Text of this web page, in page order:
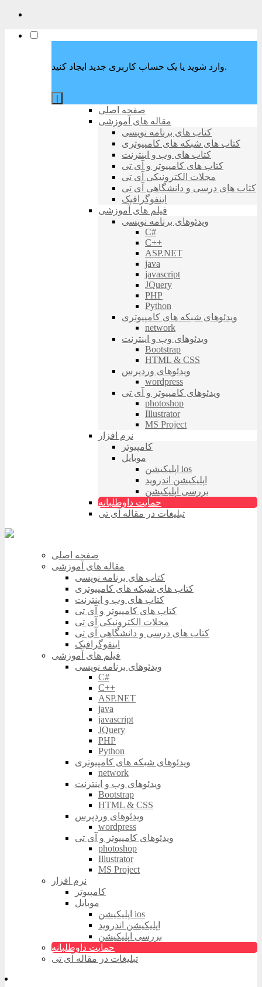
وارد شوید یا یک حساب کاربری جدید ایجاد کنید.
صفحه اصلی
مقاله های آموزشی
کتاب های برنامه نویسی
کتاب های شبکه های کامپیوتری
کتاب های وب و اینترنت
کتاب های کامپیوتر و آی تی
مجلات الکترونیکی آی تی
کتاب های درسی و دانشگاهی آی تی
اینفوگرافیک
فیلم های آموزشی
ویدئوهای برنامه نویسی
C#
C++
ASP.NET
java
javascript
JQuery
PHP
Python
ویدئوهای شبکه های کامپیوتری
network
ویدئوهای وب و اینترنت
Bootstrap
HTML & CSS
ویدئوهای وردپرس
wordpress
ویدئوهای کامپیوتر و آی تی
photoshop
Illustrator
MS Project
نرم افزار
کامپیوتر
موبایل
اپلیکیشن ios
اپلیکیشن اندروید
بررسی اپلیکیشن
حمایت داوطلبانه
تبلیغات در مقاله آی تی
صفحه اصلی
مقاله های آموزشی
کتاب های برنامه نویسی
کتاب های شبکه های کامپیوتری
کتاب های وب و اینترنت
کتاب های کامپیوتر و آی تی
مجلات الکترونیکی آی تی
کتاب های درسی و دانشگاهی آی تی
اینفوگرافیک
فیلم های آموزشی
ویدئوهای برنامه نویسی
C#
C++
ASP.NET
java
javascript
JQuery
PHP
Python
ویدئوهای شبکه های کامپیوتری
network
ویدئوهای وب و اینترنت
Bootstrap
HTML & CSS
ویدئوهای وردپرس
wordpress
ویدئوهای کامپیوتر و آی تی
photoshop
Illustrator
MS Project
نرم افزار
کامپیوتر
موبایل
اپلیکیشن ios
اپلیکیشن اندروید
بررسی اپلیکیشن
حمایت داوطلبانه
تبلیغات در مقاله آی تی